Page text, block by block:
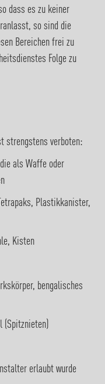
dass es zu keiner
so sind die
Bereichen frei zu
Folge zu
strengstens verboten:
als Waffe oder
Plastikkanister,
Kisten
bengalisches
(Spitznieten)
erlaubt wurde